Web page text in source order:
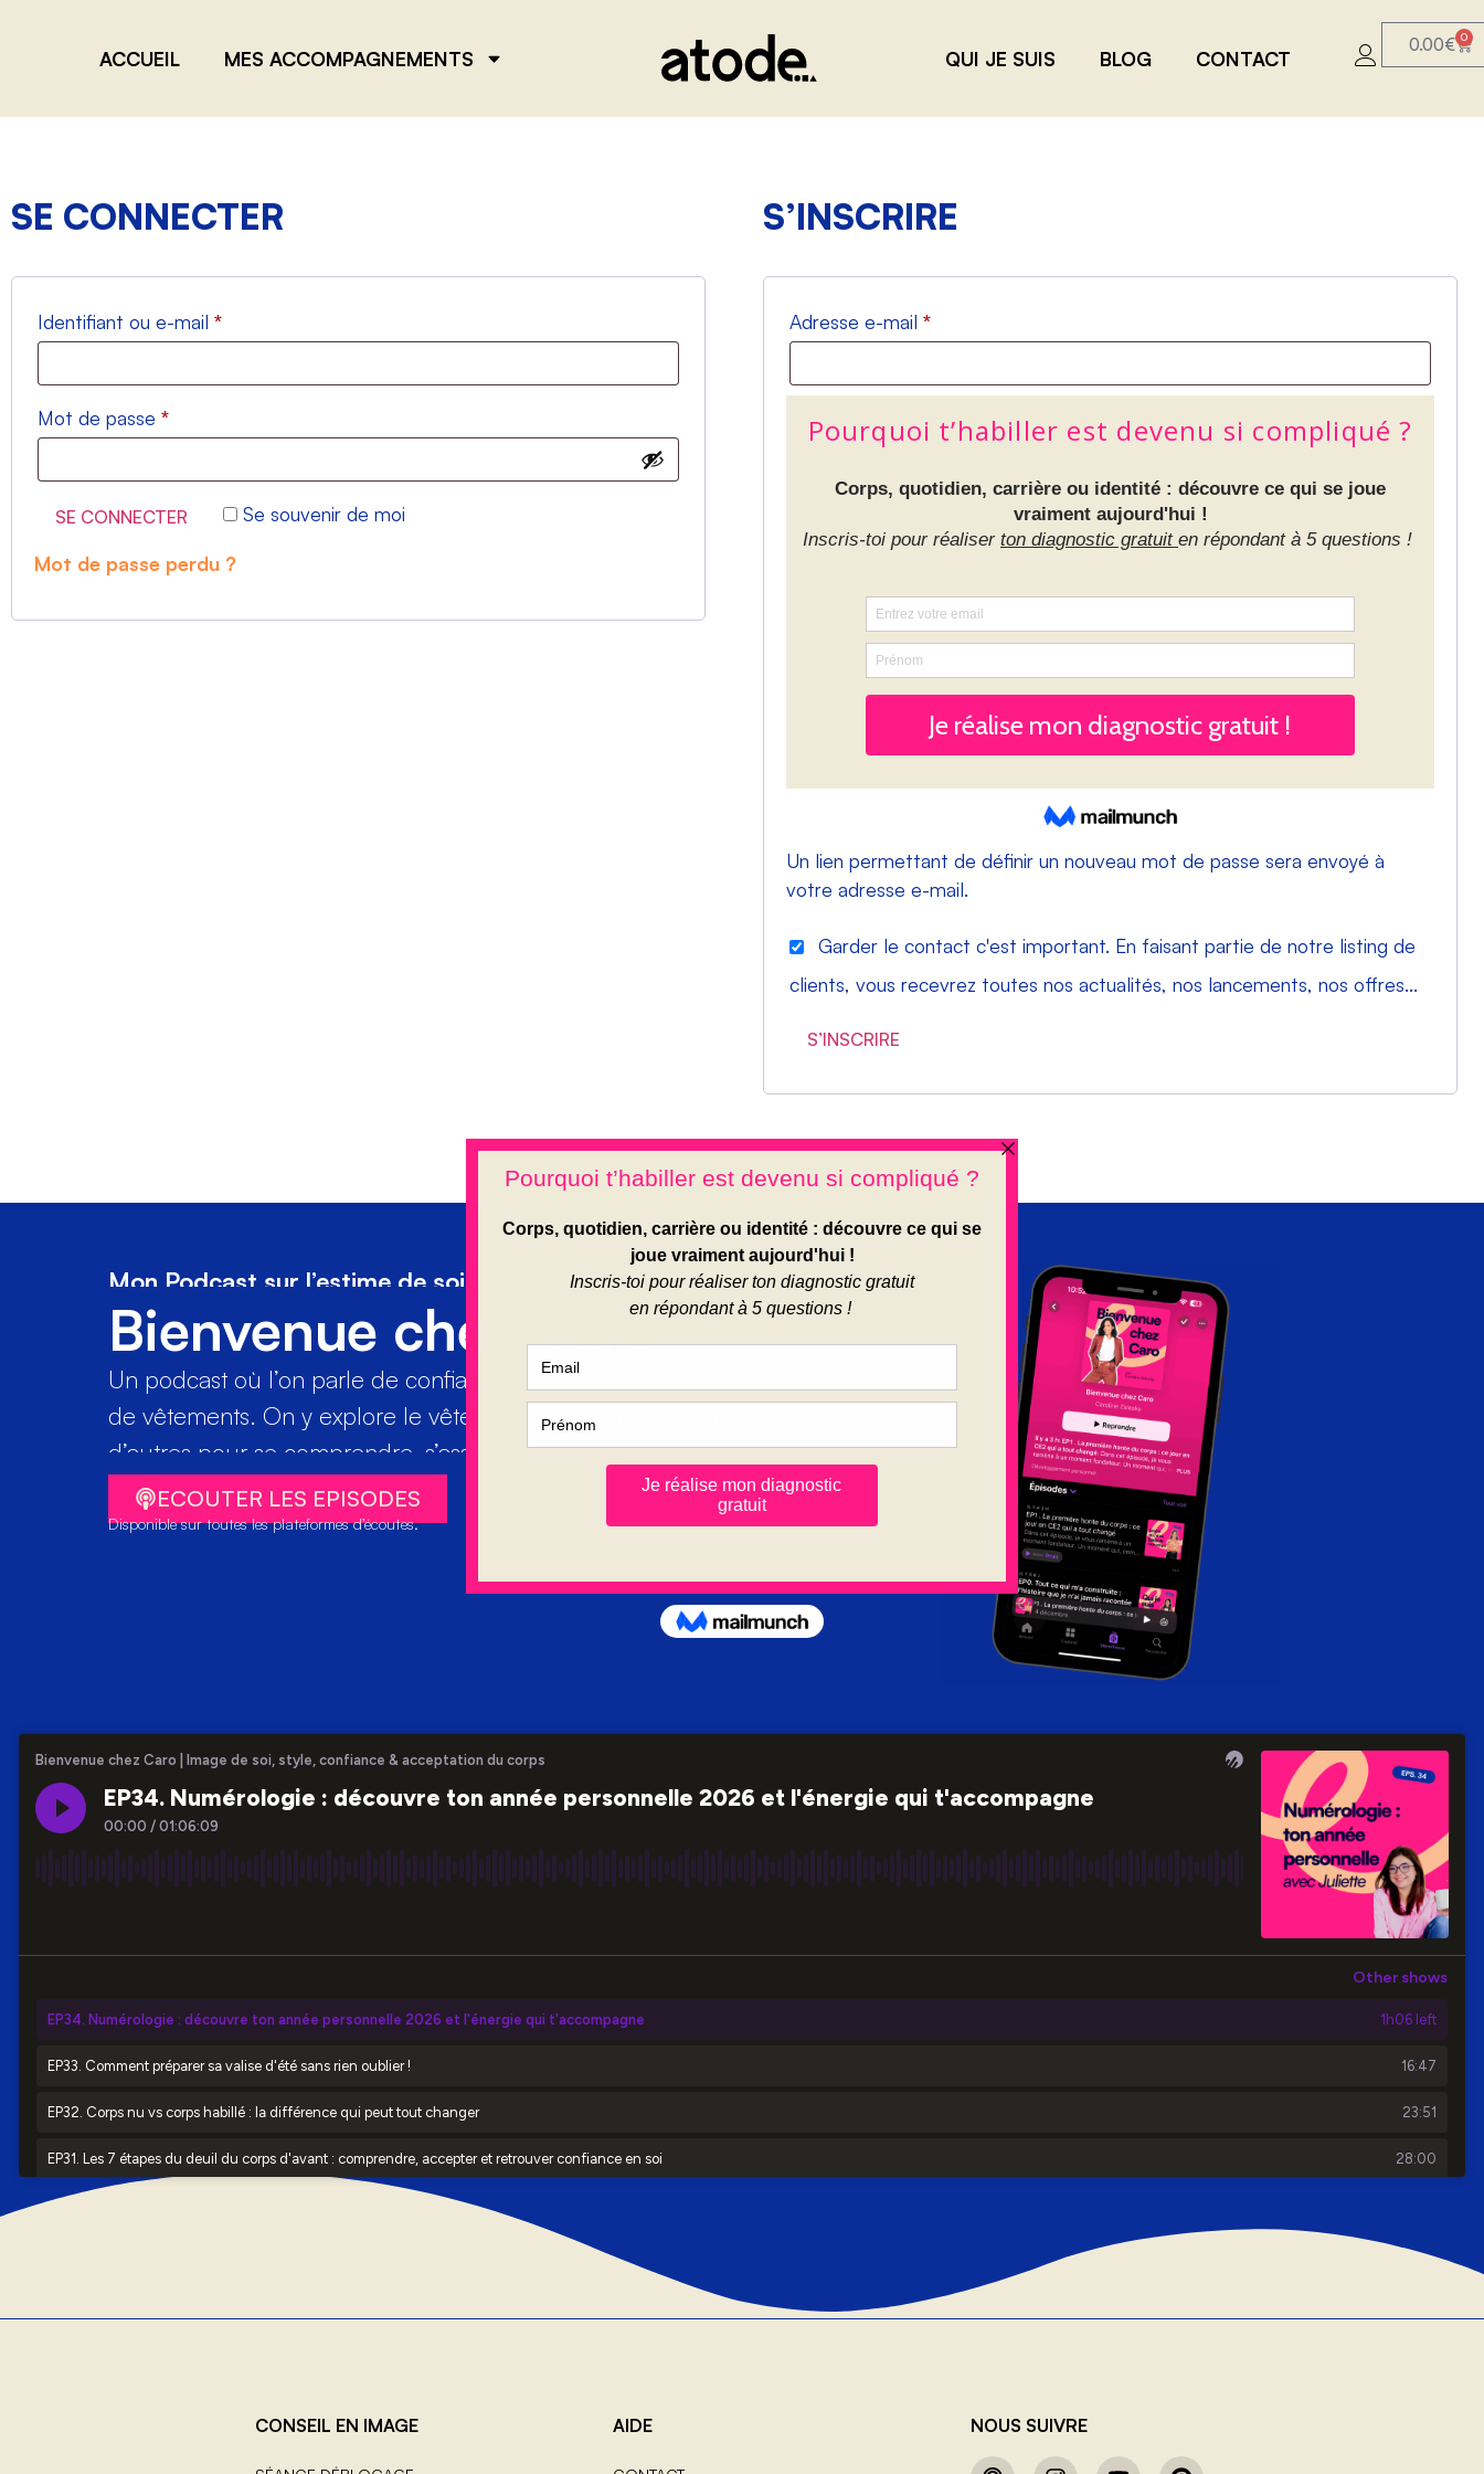
ACCUEIL MES ACCOMPAGNEMENTS QUI JE SUIS BLOG CONTACT
0.00€ 0
SE CONNECTER
Identifiant ou e-mail *
Mot de passe *
Se souvenir de moi
SE CONNECTER
Mot de passe perdu ?
S’INSCRIRE
Adresse e-mail*
Un lien permettant de définir un nouveau mot de passe sera envoyé à
votre adresse e-mail.
Garder le contact c'est important. En faisant partie de notre listing de
clients, vous recevrez toutes nos actualités, nos lancements, nos offres...
S’INSCRIRE
Mon Podcast sur l’estime de soi
Bienvenue chez Caro
Un podcast où l’on parle de confiance en soi, d’estime, d’identité et
de vêtements. On y explore le vêtement comme un levier parmi
d’autres pour se comprendre, s’assumer et oser être soi.
ECOUTER LES EPISODES
Disponible sur toutes les plateformes d’écoutes.
CONSEIL EN IMAGE AIDE NOUS SUIVRE